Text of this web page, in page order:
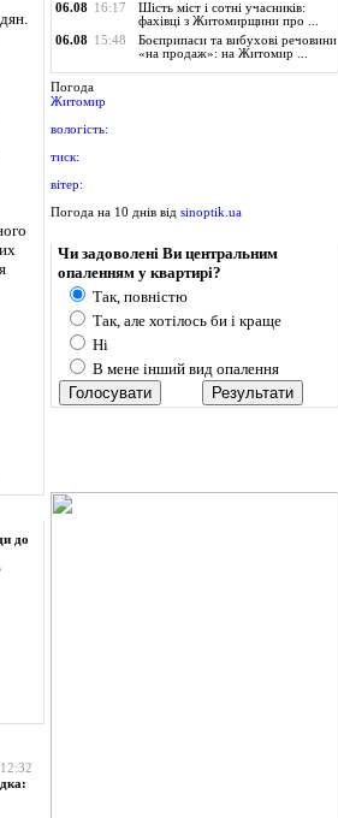
до
12:32
06.08 16:17
Шість міст і сотні учасників:
фахівці з Житомирщини про ...
06.08 15:48
Боєприпаси та вибухові речовини
«на продаж»: на Житомир ...
Погода
Житомир
вологість:
тиск:
вітер:
Погода на 10 днів від sinoptik.ua
Чи задоволені Ви центральним
опаленням у квартирі?
Так, повністю
Так, але хотілось би і краще
Ні
В мене інший вид опалення